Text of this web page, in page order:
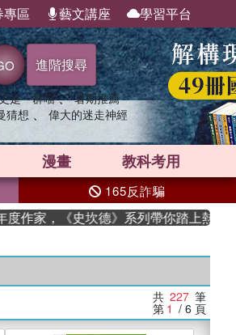
專區 藝文講座 學習平台
進階搜尋
是一群喵 、 暑期推薦
猜想 、 偉大的迷走神經
漫畫 教科考用
165反詐騙
史坎德》系列帶你踏上熱血奇幻旅程
共 227 筆
第 1 / 6 頁